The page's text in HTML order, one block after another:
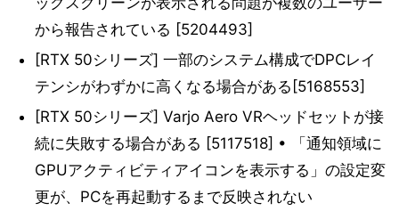
から報告されている [5204493]
[RTX 50シリーズ] 一部のシステム構成でDPCレイ
テンシがわずかに高くなる場合がある[5168553]
[RTX 50シリーズ] Varjo Aero VRヘッドセットが接
続に失敗する場合がある [5117518] • 「通知領域に
GPUアクティビティアイコンを表示する」の設定変
更が、PCを再起動するまで反映されない